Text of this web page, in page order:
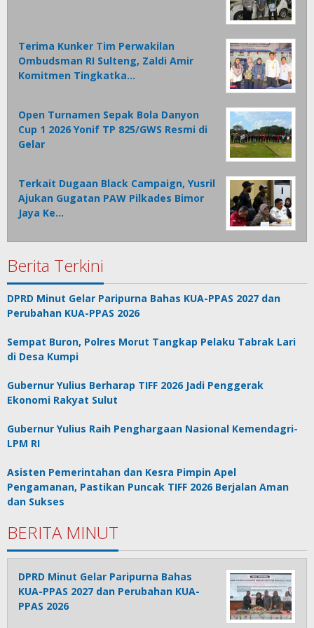
Terima Kunker Tim Perwakilan
Ombudsman RI Sulteng, Zaldi Amir
Komitmen Tingkatka…
Open Turnamen Sepak Bola Danyon
Cup 1 2026 Yonif TP 825/GWS Resmi di
Gelar
Terkait Dugaan Black Campaign, Yusril
Ajukan Gugatan PAW Pilkades Bimor
Jaya Ke…
Berita Terkini
DPRD Minut Gelar Paripurna Bahas KUA-PPAS 2027 dan
Perubahan KUA-PPAS 2026
Sempat Buron, Polres Morut Tangkap Pelaku Tabrak Lari
di Desa Kumpi
Gubernur Yulius Berharap TIFF 2026 Jadi Penggerak
Ekonomi Rakyat Sulut
Gubernur Yulius Raih Penghargaan Nasional Kemendagri-
LPM RI
Asisten Pemerintahan dan Kesra Pimpin Apel
Pengamanan, Pastikan Puncak TIFF 2026 Berjalan Aman
dan Sukses
BERITA MINUT
DPRD Minut Gelar Paripurna Bahas
KUA-PPAS 2027 dan Perubahan KUA-
PPAS 2026